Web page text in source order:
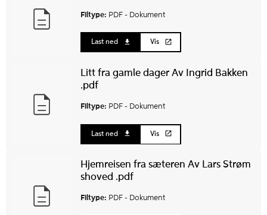
Filtype: PDF - Dokument
Last ned Vis
Litt fra gamle dager Av Ingrid Bakken
.pdf
Filtype: PDF - Dokument
Last ned Vis
Hjemreisen fra sæteren Av Lars Strøm
shoved .pdf
Filtype: PDF - Dokument